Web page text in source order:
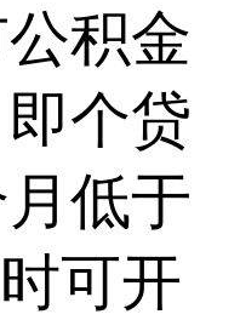
积金
个贷
低于
可开